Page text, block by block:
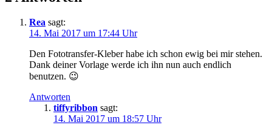
Rea sagt:
14. Mai 2017 um 17:44 Uhr
Den Fototransfer-Kleber habe ich schon ewig bei mir stehen.
Dank deiner Vorlage werde ich ihn nun auch endlich
benutzen. 😉
Antworten
tiffyribbon sagt:
14. Mai 2017 um 18:57 Uhr